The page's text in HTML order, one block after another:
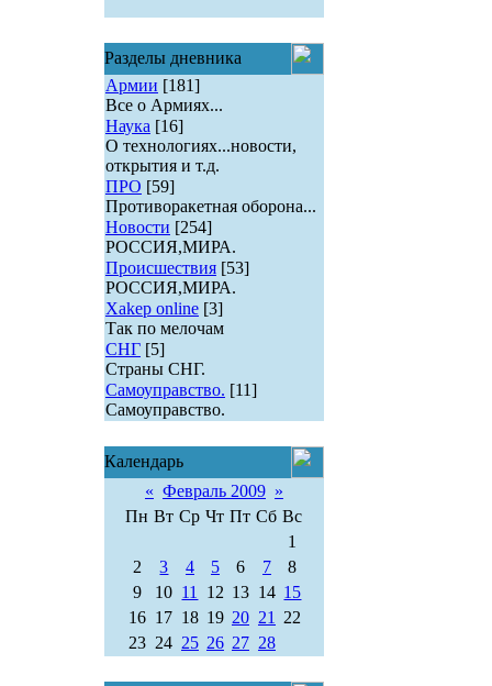
Разделы дневника
Армии [181]
Все о Армиях...
Наука [16]
О технологиях...новости,
открытия и т.д.
ПРО [59]
Противоракетная оборона...
Новости [254]
РОССИЯ,МИРА.
Происшествия [53]
РОССИЯ,МИРА.
Xakep online [3]
Так по мелочам
СНГ [5]
Страны СНГ.
Самоуправство. [11]
Самоуправство.
Календарь
« Февраль 2009 »
Пн Вт Ср Чт Пт Сб Вс
1
2
3 4 5 6 7
8
9
10 11 12 13 14 15
16 17 18 19 20 21
22
23 24 25 26 27 28